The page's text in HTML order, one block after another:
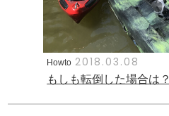
Howto 2018.03.08
もしも転倒した場合は？